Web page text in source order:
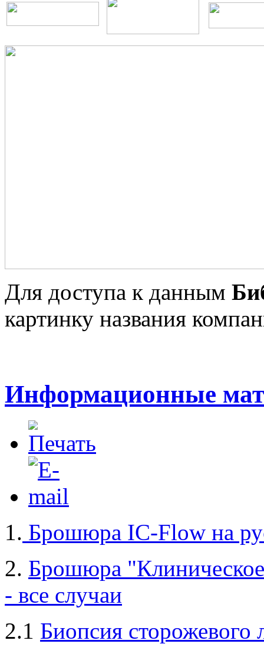
Для доступа к данным
картинку названия
Информационные
1. Брошюра IC-Flow на
2. Брошюра
- все случаи
2.1 Биопсия